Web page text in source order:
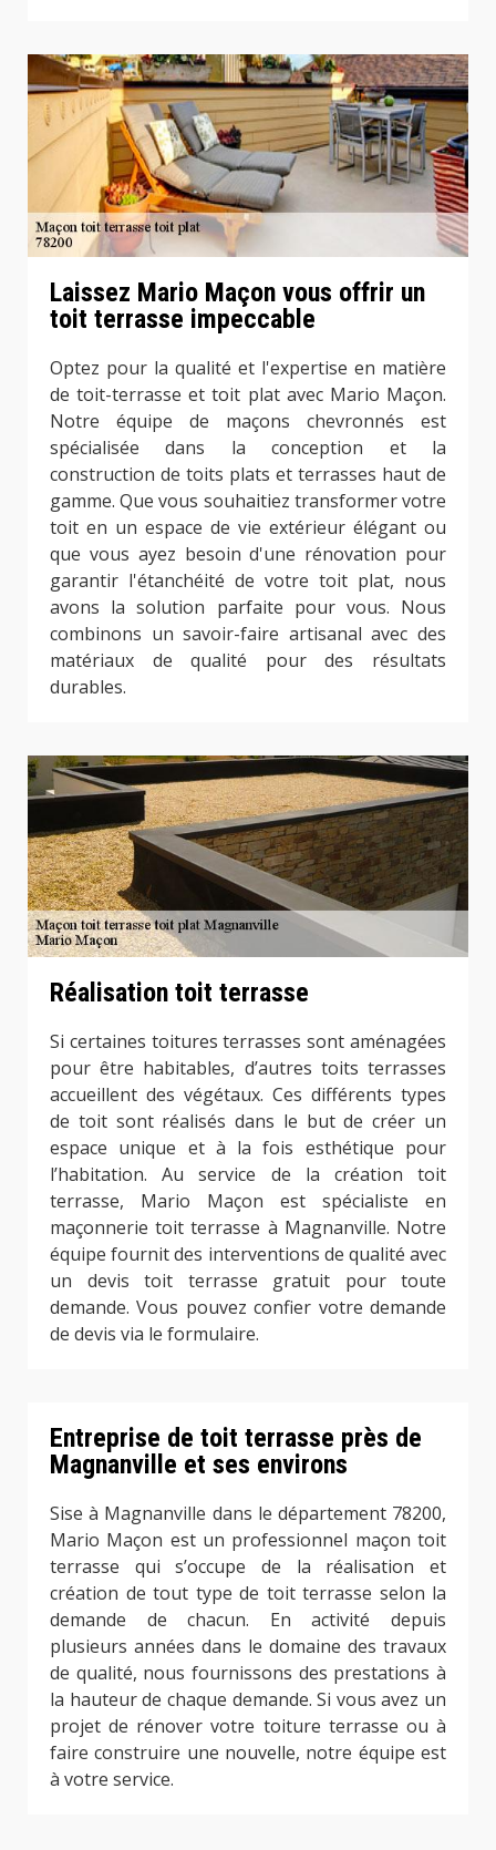
Laissez Mario Maçon vous offrir un
toit terrasse impeccable
Optez pour la qualité et l'expertise en matière
de toit-terrasse et toit plat avec Mario Maçon.
Notre équipe de maçons chevronnés est
spécialisée dans la conception et la
construction de toits plats et terrasses haut de
gamme. Que vous souhaitiez transformer votre
toit en un espace de vie extérieur élégant ou
que vous ayez besoin d'une rénovation pour
garantir l'étanchéité de votre toit plat, nous
avons la solution parfaite pour vous. Nous
combinons un savoir-faire artisanal avec des
matériaux de qualité pour des résultats
durables.
Réalisation toit terrasse
Si certaines toitures terrasses sont aménagées
pour être habitables, d’autres toits terrasses
accueillent des végétaux. Ces différents types
de toit sont réalisés dans le but de créer un
espace unique et à la fois esthétique pour
l’habitation. Au service de la création toit
terrasse, Mario Maçon est spécialiste en
maçonnerie toit terrasse à Magnanville. Notre
équipe fournit des interventions de qualité avec
un devis toit terrasse gratuit pour toute
demande. Vous pouvez confier votre demande
de devis via le formulaire.
Entreprise de toit terrasse près de
Magnanville et ses environs
Sise à Magnanville dans le département 78200,
Mario Maçon est un professionnel maçon toit
terrasse qui s’occupe de la réalisation et
création de tout type de toit terrasse selon la
demande de chacun. En activité depuis
plusieurs années dans le domaine des travaux
de qualité, nous fournissons des prestations à
la hauteur de chaque demande. Si vous avez un
projet de rénover votre toiture terrasse ou à
faire construire une nouvelle, notre équipe est
à votre service.